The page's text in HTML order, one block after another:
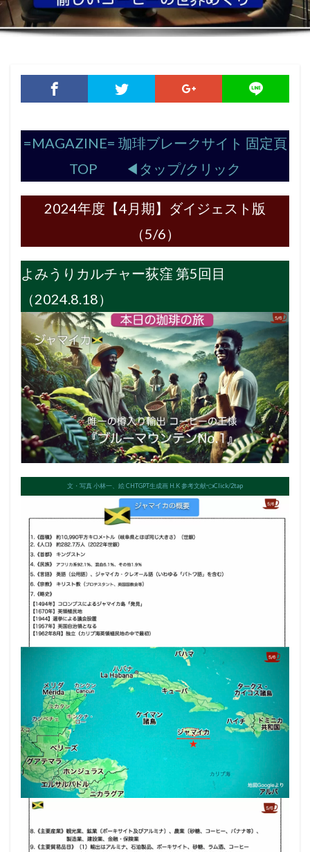
=MAGAZINE= 珈琲ブレークサイト 固定頁
TOP ◀︎タップ/クリック
2024年度【4月期】ダイジェスト版
（5/6）
よみうりカルチャー荻窪 第5回目
（2024.8.18）
文・写真 小林一、絵 CHTGPT生成画 H.K参考文献👈Click/2tap